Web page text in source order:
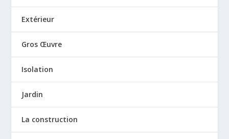
Extérieur
Gros Œuvre
Isolation
Jardin
La construction